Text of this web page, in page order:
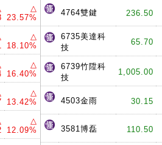
△
23.57%
△
18.10%
△
16.40%
△
13.42%
△
12.09%
4764雙鍵 236.50
6735美達科
技
65.70
6739竹陞科
技
1,005.00
4503金雨 30.15
3581博磊 110.50